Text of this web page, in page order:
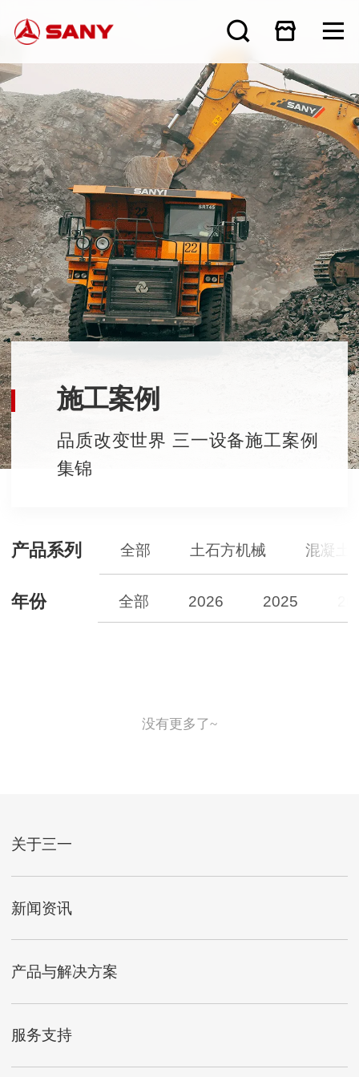
施工案例
品质改变世界 三一设备施工案例
集锦
产品系列 全部 土石方机械 混凝土
年份 全部 2026 2025
没有更多了~
关于三一
新闻资讯
产品与解决方案
服务支持